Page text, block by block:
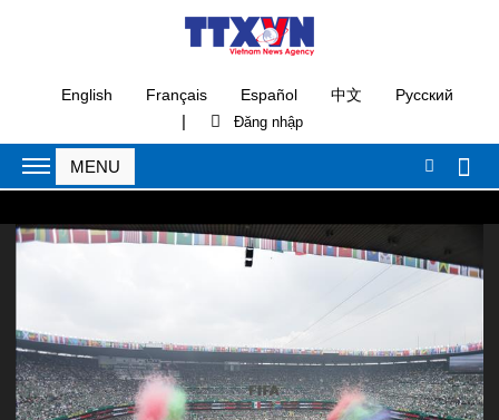
English Français Español 中文 Русский
|